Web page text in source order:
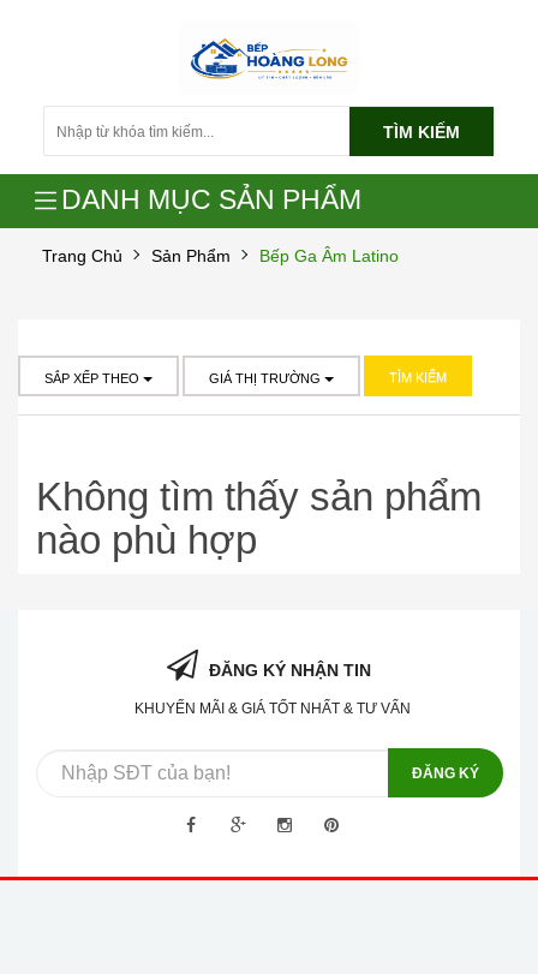
TÌM KIẾM
DANH MỤC SẢN PHẨM
Trang Chủ Sản Phẩm Bếp Ga Âm Latino
SẮP XẾP THEO GIÁ THỊ TRƯỜNG TÌM KIẾM
Không tìm thấy sản phẩm
nào phù hợp
ĐĂNG KÝ NHẬN TIN
KHUYẾN MÃI & GIÁ TỐT NHẤT & TƯ VẤN
ĐĂNG KÝ